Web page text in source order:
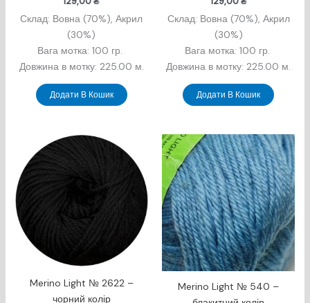
Склад: Вовна (70%), Акрил
(30%)
Вага мотка: 100 гр.
Довжина в мотку: 225.00 м.
Додати В Кошик
Склад: Вовна (70%), Акрил
(30%)
Вага мотка: 100 гр.
Довжина в мотку: 225.00 м.
Додати В Кошик
Merino Light № 2622 –
чорний колір
Merino Light № 540 –